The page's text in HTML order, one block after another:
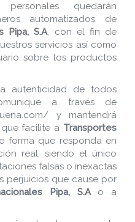
quedarán
automatizados de
Pipa, S.A, con el fin de
servicios así como
sobre los productos
autenticidad de todos
a través de
y mantendrá
facilite a Transportes
forma que responda en
real, siendo el único
falsas o inexactas
perjuicios que cause por
Pipa, S.Ao a